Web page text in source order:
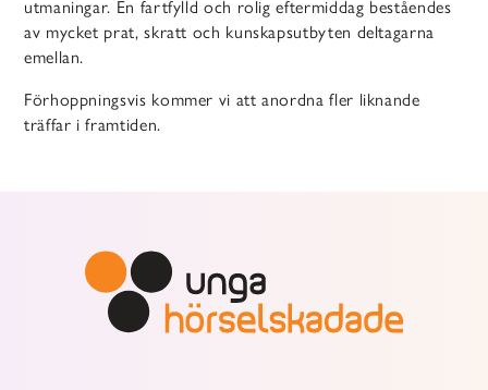
utmaningar. En fartfylld och rolig eftermiddag beståendes
av mycket prat, skratt och kunskapsutbyten deltagarna
emellan.
Förhoppningsvis kommer vi att anordna fler liknande
träffar i framtiden.